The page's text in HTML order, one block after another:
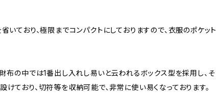
いており、極限までコンパクトにしておりますので、衣服のポケット
布の中では1番出し入れし易いと云われるボックス型を採用し、そ
けており、切符等を収納可能で、非常に使い易くなっております。